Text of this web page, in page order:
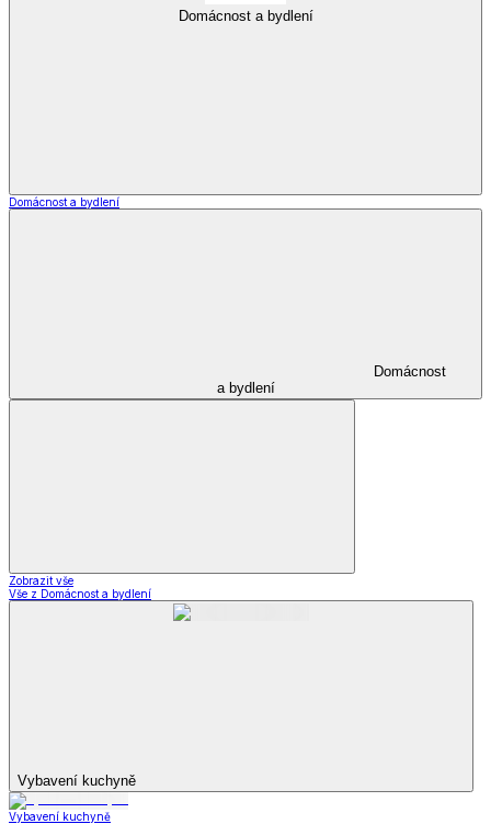
Domácnost a bydlení
Domácnost a bydlení
Domácnost
a bydlení
Zobrazit vše
Vše z Domácnost a bydlení
Vybavení kuchyně
Vybavení kuchyně